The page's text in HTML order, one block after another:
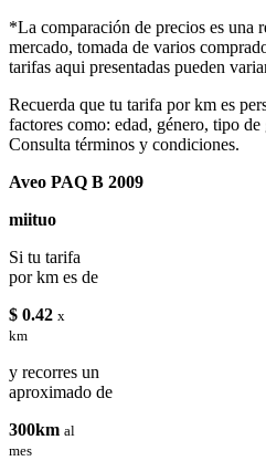
*La comparación de precios es una
mercado, tomada de varios
tarifas aqui presentadas pueden
Recuerda que tu tarifa por km es
factores como: edad, género, tipo
Consulta términos y condiciones.
Aveo PAQ B 2009
miituo
Si tu tarifa
por km es de
$ 0.42 x
km
y recorres un
aproximado de
300km al
mes